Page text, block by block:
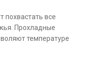
похвастать все
Прохладные
температуре